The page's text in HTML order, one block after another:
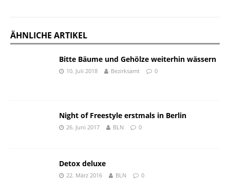
ÄHNLICHE ARTIKEL
Bitte Bäume und Gehölze weiterhin wässern
10. Juli 2018 Bezirksamt 0
Night of Freestyle erstmals in Berlin
26. Juni 2017 BLN 0
Detox deluxe
22. März 2016 BLN 0